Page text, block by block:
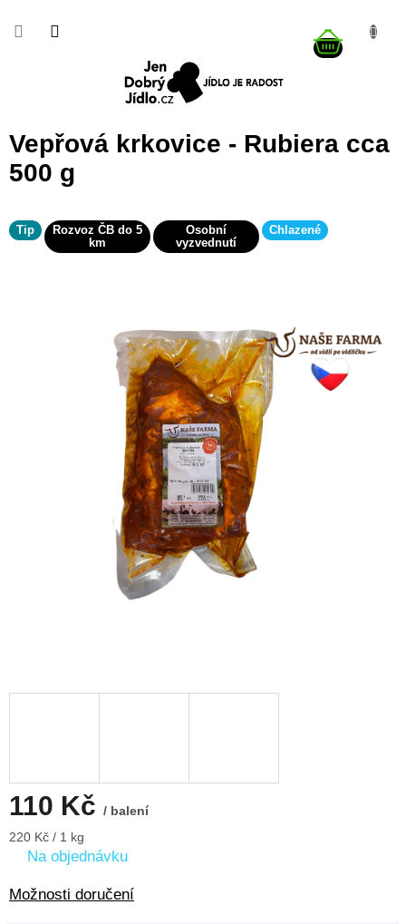
obsah
Vepřová krkovice - Rubiera cca
500 g
Tip
Rozvoz ČB do 5
km
Osobní
vyzvednutí
Chlazené
110 Kč / balení
Měrná
cena:
220 Kč / 1 kg
Na objednávku
Možnosti doručení